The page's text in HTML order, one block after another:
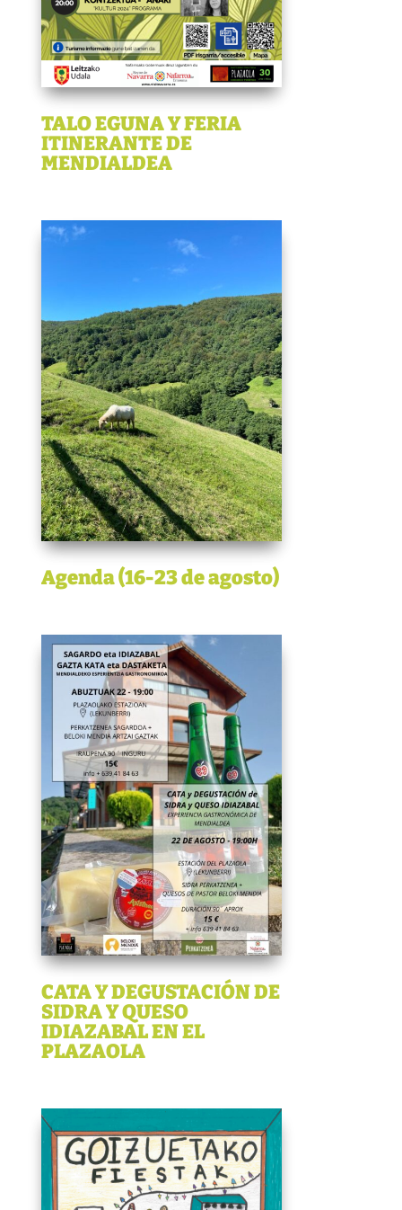
TALO EGUNA Y FERIA
ITINERANTE DE
MENDIALDEA
Agenda (16-23 de agosto)
CATA Y DEGUSTACIÓN DE
SIDRA Y QUESO
IDIAZABAL EN EL
PLAZAOLA